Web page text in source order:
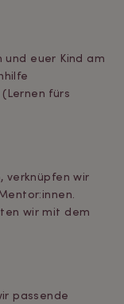
euer Kind am
fürs
verknüpfen wir
wir mit dem
passende